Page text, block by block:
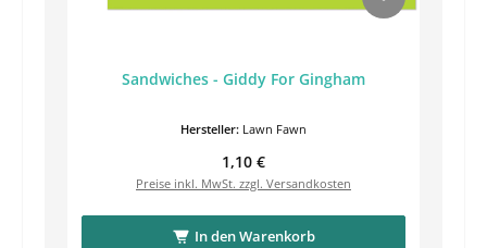
Sandwiches - Giddy For Gingham
Hersteller: Lawn Fawn
Regulärer Preis:
1,10 €
Preise inkl. MwSt. zzgl. Versandkosten
In den Warenkorb